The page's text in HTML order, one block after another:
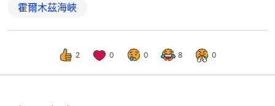
霍爾木茲海峽
2 0 0 8 0